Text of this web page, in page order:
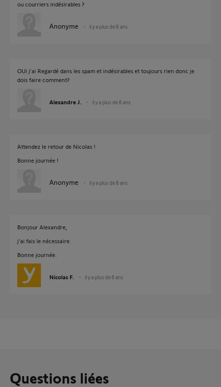
ou courriers indésirables ?
Anonyme il y a plus de 8 ans
OUi j’ai Regardé dans les spam et indésirables et toujours rien donc je
dois faire comment?
Alexandre J. il y a plus de 8 ans
Attendez le retour de Nicolas !
Bonne journée !
Anonyme il y a plus de 8 ans
Bonjour Alexandre,
j'ai fais le nécessaire.
Bonne journée.
Nicolas F. il y a plus de 8 ans
Questions liées